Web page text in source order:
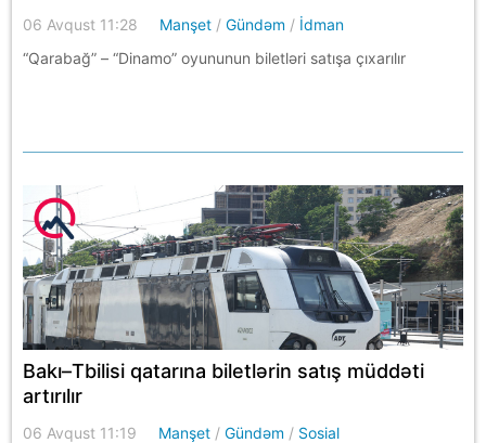
06 Avqust 11:28 Manşet /Gündəm / İdman
“Qarabağ” – “Dinamo” oyununun biletləri satışa çıxarılır
Bakı–Tbilisi qatarına biletlərin satış müddəti
artırılır
06 Avqust 11:19 Manşet /Gündəm / Sosial